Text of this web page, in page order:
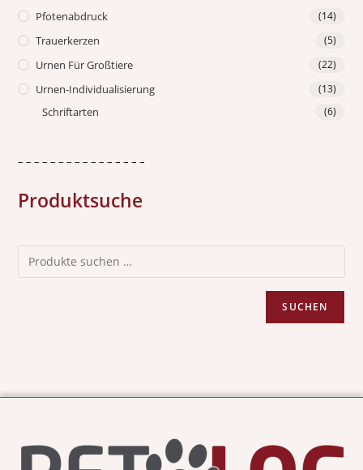
Pfotenabdruck (14)
Trauerkerzen (5)
Urnen Für Großtiere (22)
Urnen-Individualisierung (13)
Schriftarten (6)
– – – – – – – – – – – – – – – –
Produktsuche
SUCHEN